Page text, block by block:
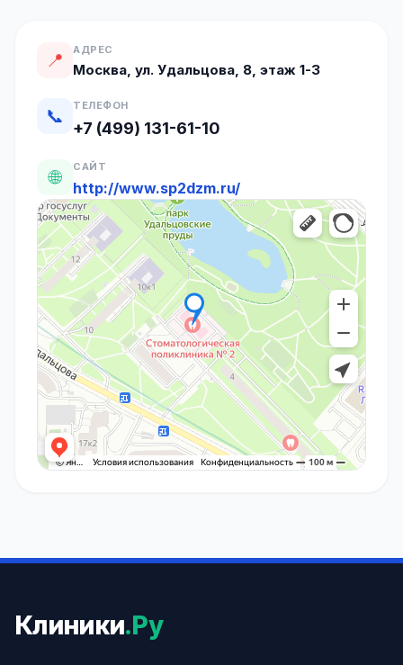
📍 АДРЕС
Москва, ул. Удальцова, 8, этаж 1-3
📞 ТЕЛЕФОН
+7 (499) 131-61-10
🌐 САЙТ
http://www.sp2dzm.ru/
Клиники.Ру